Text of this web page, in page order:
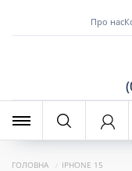
Про нас
ГОЛОВНА
IPHONE 15